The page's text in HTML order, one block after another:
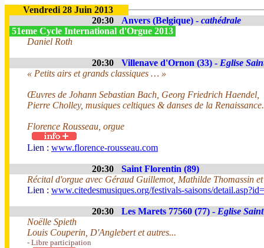
Vendredi 28 Juin 2013
20:30
Anvers (Belgique) - cathédrale
51eme Cycle International d'Orgue 2013
Daniel Roth
20:30 Villenave d'Ornon (33) - Eglise
« Petits airs et grands classiques … »
Œuvres de Johann Sebastian Bach, Georg Friedrich Haendel,
Pierre Cholley, musiques celtiques & danses de la Renaissance.
Florence Rousseau, orgue
Lien : www.florence-rousseau.com
20:30
Saint Florentin (89)
Récital d'orgue avec Géraud Guillemot, Mathilde Thomassin
Lien : www.citedesmusiques.org/festivals-saisons/
20:30 Les Marets 77560 (77) - Eglise
Noëlle Spieth
Louis Couperin, D'Anglebert et autres...
- Libre participation